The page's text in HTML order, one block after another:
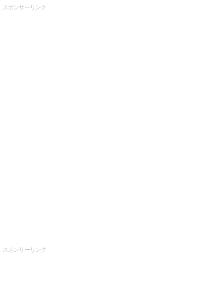
スポンサーリンク
スポンサーリンク